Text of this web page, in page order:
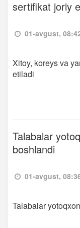
sertifikat joriy
01-avgust,
Xitoy, koreys va
etiladi
Talabalar
boshlandi
01-avgust,
Talabalar